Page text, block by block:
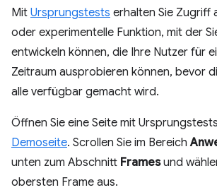
Mit Ursprungstests erhalten Sie Zugriff
oder experimentelle Funktion, mit der
entwickeln können, die Ihre Nutzer für
Zeitraum ausprobieren können, bevor
alle verfügbar gemacht wird.
Öffnen Sie eine Seite mit
Demoseite. Scrollen Sie im Bereich
unten zum Abschnitt Framesund
obersten Frame aus.